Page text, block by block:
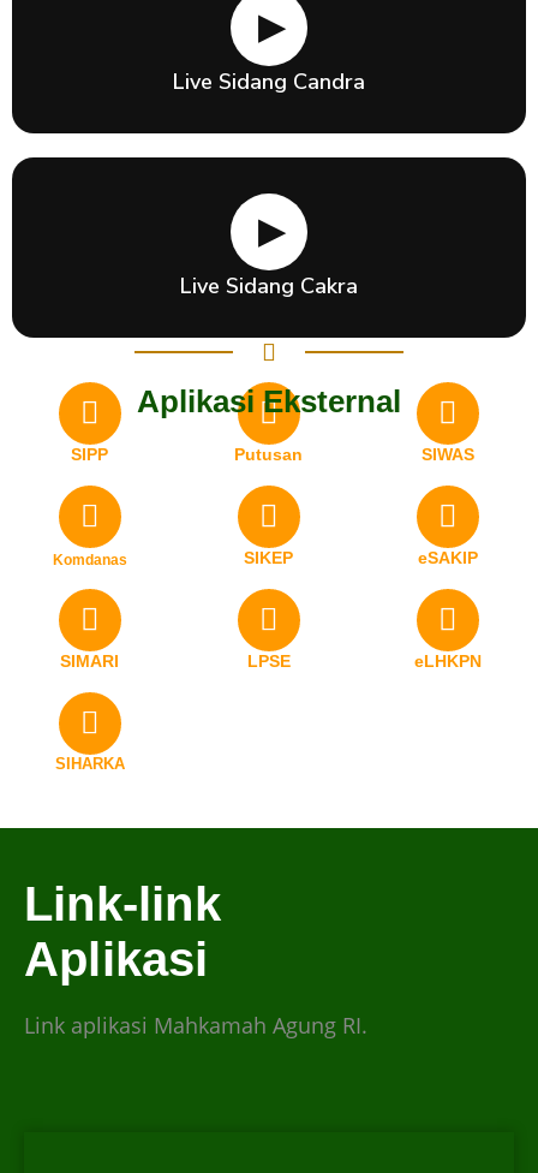
▶
Live Sidang Candra
▶
Live Sidang Cakra
Aplikasi Eksternal
SIPP Putusan SIWAS
Komdanas SIKEP eSAKIP
SIMARI LPSE eLHKPN
SIHARKA
Link-link
Aplikasi
Link aplikasi Mahkamah Agung RI.